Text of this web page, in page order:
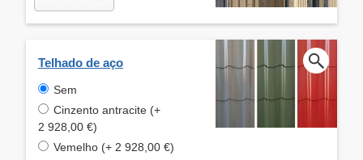
Telhado de aço
Sem
Cinzento antracite (+
2 928,00 €)
Vemelho (+ 2 928,00 €)